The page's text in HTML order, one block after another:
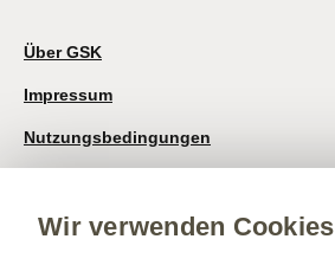
Über GSK
Impressum
Nutzungsbedingungen
Kontakt/Nebenwirkung melden
Wir verwenden Cookies